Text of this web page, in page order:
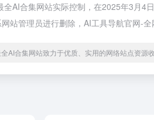
全AI合集网站实际控制，在2025年3月4
站管理员进行删除，AI工具导航官网-全
AI合集网站致力于优质、实用的网络站点资源